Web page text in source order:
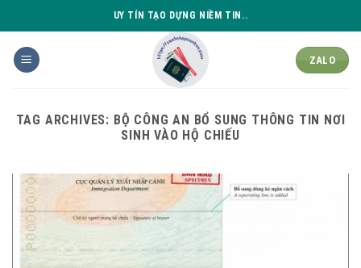
to
content
UY TÍN TẠO DỰNG NIỀM TIN..
ZALO
TAG ARCHIVES: BỘ CÔNG AN BỔ SUNG THÔNG TIN NƠI
SINH VÀO HỘ CHIẾU